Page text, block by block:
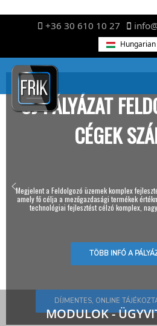
+36 30 610 10 27
Hungarian
ÚJ PÁLYÁZAT
CÉGEK
Megjelent a Feldolgozó üzemek komplex
amely fő célja a mezőgazdasági termékek
technológiai fejlesztést célzó komplex,
TÖBB INFÓ A
DÍJMENTES, ONLINE
MODULOK -